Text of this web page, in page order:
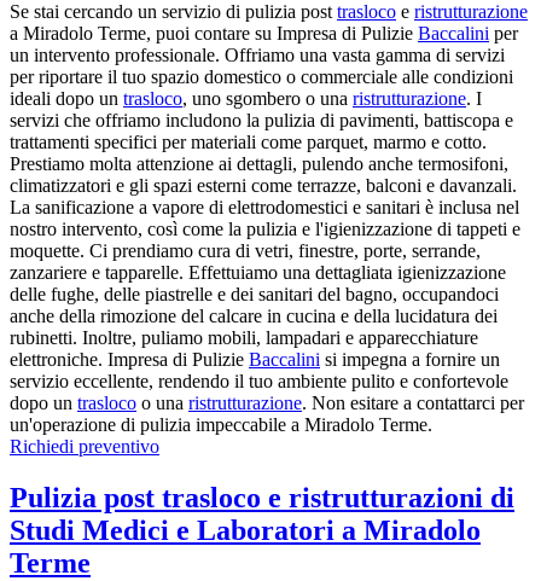
Se stai cercando un servizio di pulizia posttrasloco e ristrutturazione
a Miradolo Terme, puoi contare su Impresa di Pulizie Baccalini per
un intervento professionale. Offriamo una vasta gamma di servizi
per riportare il tuo spazio domestico o commerciale alle condizioni
ideali dopo un trasloco, uno sgombero o una ristrutturazione. I
servizi che offriamo includono la pulizia di pavimenti, battiscopa e
trattamenti specifici per materiali come parquet, marmo e cotto.
Prestiamo molta attenzione ai dettagli, pulendo anche termosifoni,
climatizzatori e gli spazi esterni come terrazze, balconi e davanzali.
La sanificazione a vapore di elettrodomestici e sanitari è inclusa nel
nostro intervento, così come la pulizia e l'igienizzazione di tappeti e
moquette. Ci prendiamo cura di vetri, finestre, porte, serrande,
zanzariere e tapparelle. Effettuiamo una dettagliata igienizzazione
delle fughe, delle piastrelle e dei sanitari del bagno, occupandoci
anche della rimozione del calcare in cucina e della lucidatura dei
rubinetti. Inoltre, puliamo mobili, lampadari e apparecchiature
elettroniche. Impresa di Pulizie Baccalini si impegna a fornire un
servizio eccellente, rendendo il tuo ambiente pulito e confortevole
dopo un trasloco o una ristrutturazione. Non esitare a contattarci per
un'operazione di pulizia impeccabile a Miradolo Terme.
Richiedi preventivo
Pulizia post trasloco e ristrutturazioni di
Studi Medici e Laboratori a Miradolo
Terme